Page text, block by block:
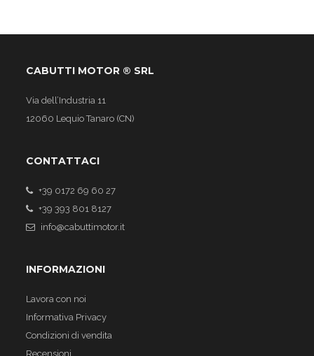
CABUTTI MOTOR ® SRL
Via dell’Industria 11
12060 Lequio Tanaro (CN)
CONTATTACI
+39 0172 69 60 27
+39 393 801 8127
info@cabuttimotor.it
INFORMAZIONI
Lavora con noi
Informativa Privacy
Condizioni di vendita
Recensioni